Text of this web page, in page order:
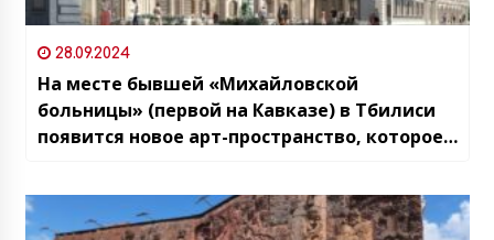
28.09.2024
На месте бывшей «Михайловской
больницы» (первой на Кавказе) в Тбилиси
появится новое арт-пространство, которое
российский бизнесмен